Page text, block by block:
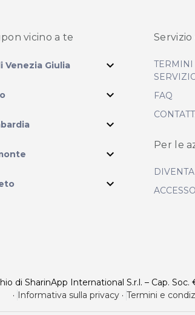
vicino a te
Venezia Giulia expand_more
expand_more
expand_more
expand_more
expand_more
FAQ
Per le
di SharinApp International S.r.l. – Cap.
·
Informativa sulla privacy· Termini e